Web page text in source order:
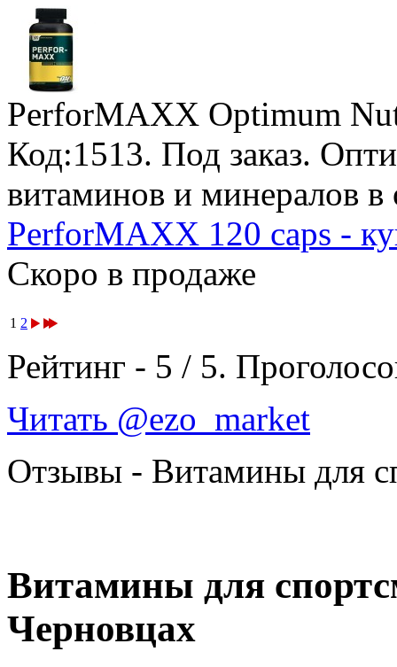
PerforMAXX Optimum
Код:1513. Под заказ.
витаминов и минералов в
PerforMAXX 120 caps -
Скоро в продаже
1 2
Рейтинг - 5 / 5.
Читать @ezo_market
Отзывы - Витамины для
Витамины для
Черновцах